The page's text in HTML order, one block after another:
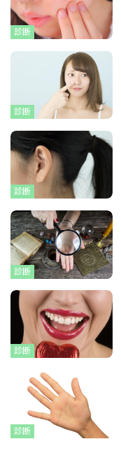
診断
診断
診断
診断
診断
診断